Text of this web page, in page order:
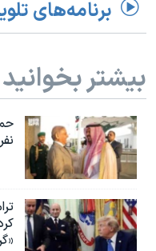
نرگس محمدی برنده جایزه
صفحه‌های ویژه
سفر پرزیدنت ترامپ به
برنامه‌های
بیشتر بخوانید